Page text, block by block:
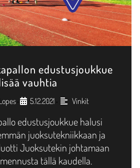
edustusjoukkue
vauhtia
• 5.12.2021 • Vinkit
edustusjoukkue halusi
juoksutekniikkaan ja
Juoksutekin johtamaan
tällä kaudella.